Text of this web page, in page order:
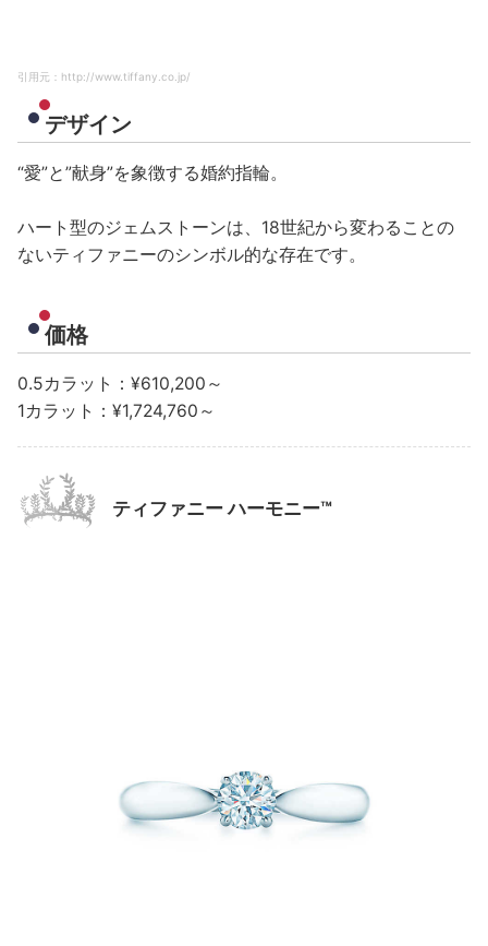
引用元：http://www.tiffany.co.jp/
デザイン
“愛”と”献身”を象徴する婚約指輪。
ハート型のジェムストーンは、18世紀から変わることの
ないティファニーのシンボル的な存在です。
価格
0.5カラット：¥610,200～
1カラット：¥1,724,760～
ティファニー ハーモニー™